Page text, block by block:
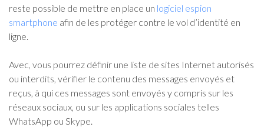
reste possible de mettre en place un logiciel espion
smartphone afin de les protéger contre le vol d’identité en
ligne.
Avec, vous pourrez définir une liste de sites Internet autorisés
ou interdits, vérifier le contenu des messages envoyés et
reçus, à qui ces messages sont envoyés y compris sur les
réseaux sociaux, ou sur les applications sociales telles
WhatsApp ou Skype.